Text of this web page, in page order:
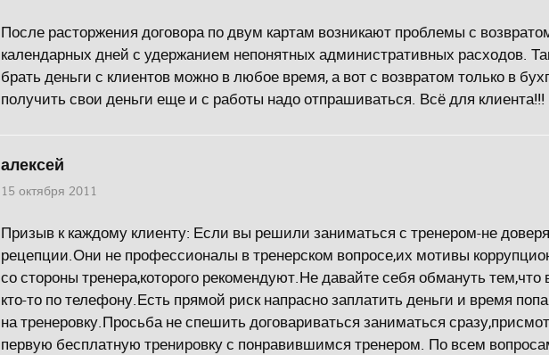
После расторжения договора по двум картам возникают проблемы с
календарных дней с удержанием непонятных административных расходов.
брать деньги с клиентов можно в любое время, а вот с возвратом только в
получить свои деньги еще и с работы надо отпрашиваться. Всё для клиента!!!
алексей
15 октября 2011
Призыв к каждому клиенту: Если вы решили заниматься с тренером-не
рецепции.Они не профессионалы в тренерском вопросе,их мотивы
со стороны тренера,которого рекомендуют.Не давайте себя обмануть
кто-то по телефону.Есть прямой риск напрасно заплатить деньги и время
на тренеровку.Просьба не спешить договариваться заниматься
первую бесплатную тренировку с понравившимся тренером. По всем